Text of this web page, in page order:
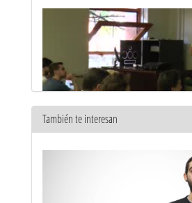
También te interesan